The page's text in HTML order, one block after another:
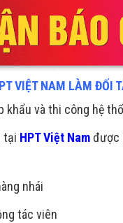
VIỆT NAM LÀM ĐỐI
khẩu và thi công hệ
tại HPT Việt Namđược
nhái
tác viên